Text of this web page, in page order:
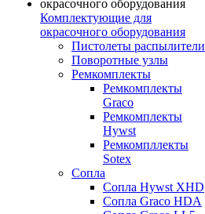
Комплектующие для
окрасочного оборудования
Пистолеты распылители
Поворотные узлы
Ремкомплекты
Ремкомплекты
Graco
Ремкомплекты
Hywst
Ремкомпллекты
Sotex
Сопла
Сопла Hywst XHD
Сопла Graco HDA